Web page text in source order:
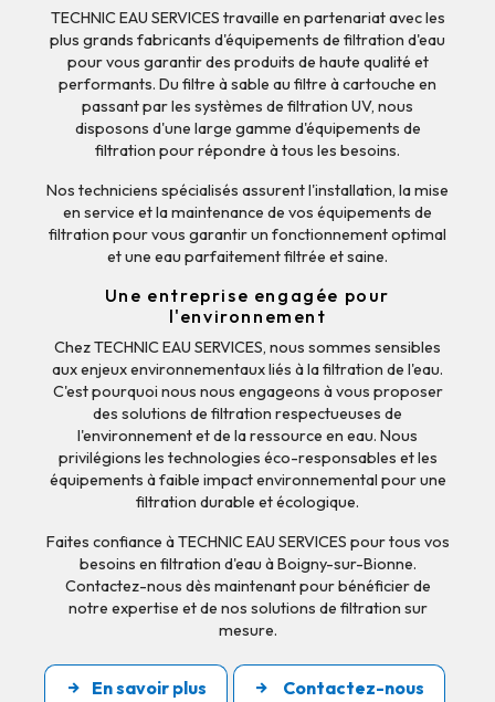
TECHNIC EAU SERVICES travaille en partenariat avec les
plus grands fabricants d'équipements de filtration d'eau
pour vous garantir des produits de haute qualité et
performants. Du filtre à sable au filtre à cartouche en
passant par les systèmes de filtration UV, nous
disposons d'une large gamme d'équipements de
filtration pour répondre à tous les besoins.
Nos techniciens spécialisés assurent l'installation, la mise
en service et la maintenance de vos équipements de
filtration pour vous garantir un fonctionnement optimal
et une eau parfaitement filtrée et saine.
Une entreprise engagée pour
l'environnement
Chez TECHNIC EAU SERVICES, nous sommes sensibles
aux enjeux environnementaux liés à la filtration de l'eau.
C'est pourquoi nous nous engageons à vous proposer
des solutions de filtration respectueuses de
l'environnement et de la ressource en eau. Nous
privilégions les technologies éco-responsables et les
équipements à faible impact environnemental pour une
filtration durable et écologique.
Faites confiance à TECHNIC EAU SERVICES pour tous vos
besoins en filtration d'eau à Boigny-sur-Bionne.
Contactez-nous dès maintenant pour bénéficier de
notre expertise et de nos solutions de filtration sur
mesure.
En savoir plus Contactez-nous